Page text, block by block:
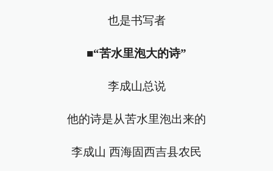
也是书写者
■“苦水里泡大的诗”
李成山总说
他的诗是从苦水里泡出来的
李成山 西海固西吉县农民